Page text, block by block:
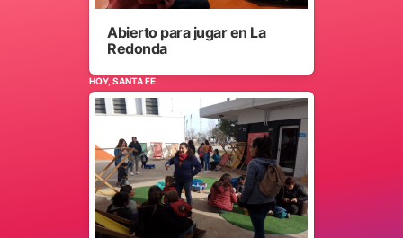
Abierto para jugar en La
Redonda
HOY, SANTA FE